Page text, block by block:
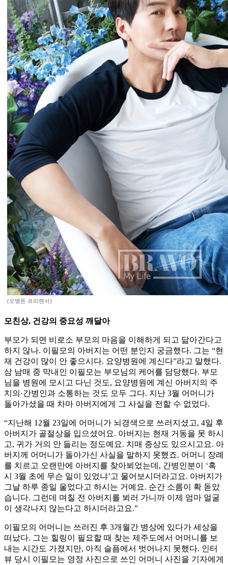
(오병돈 프리랜서)
모친상, 건강의 중요성 깨달아
부모가 되면 비로소 부모의 마음을 이해하게 되고 닮아간다고
하지 않나. 이필모의 아버지는 어떤 분인지 궁금했다. 그는 “현
재 건강이 많이 안 좋으시다. 요양병원에 계신다”라고 말했다.
삼 남매 중 막내인 이필모는 부모님의 케어를 담당했다. 부모
님을 병원에 모시고 다닌 것도, 요양병원에 계신 아버지의 주
치의·간병인과 소통하는 것도 모두 그다. 지난 3월 어머니가
돌아가셨을 때 차마 아버지에게 그 사실을 전할 수 없었다.
“지난해 12월 23일에 어머니가 뇌경색으로 쓰러지셨고, 4일 후
아버지가 골절상을 입으셨어요. 아버지는 현재 거동을 못 하시
고, 귀가 거의 안 들리는 정도예요. 치매 증상도 있으시고요. 아
버지께 어머니가 돌아가신 사실을 말하지 못했죠. 어머니 장례
를 치르고 오랜만에 아버지를 찾아뵈었는데, 간병인분이 ‘혹
시 3월 초에 무슨 일이 있었냐’고 물어보시더라고요. 아버지가
그날 하루 종일 울었다고 하시는 거예요. 순간 소름이 확 돋았
습니다. 그런데 며칠 전 아버지를 뵈러 가니까 이제 엄마 얼굴
이 생각나지 않는다고 하시더라고요.”
이필모의 어머니는 쓰러진 후 3개월간 병상에 있다가 세상을
떠났다. 그는 힐링이 필요할 때 찾는 제주도에서 어머니를 보
내는 시간도 가졌지만, 아직 슬픔에서 벗어나지 못했다. 인터
뷰 당시 이필모는 영정 사진으로 쓰인 어머니 사진을 기자에게